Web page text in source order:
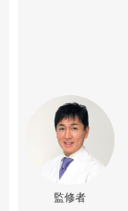
監修者